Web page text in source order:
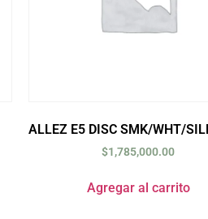
ALLEZ E5 DISC SMK/WHT/
$1,785,000.00
Agregar al carrito